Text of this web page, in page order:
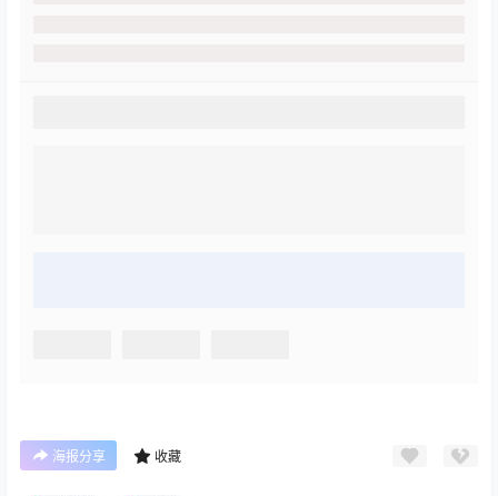
海报分享 收藏